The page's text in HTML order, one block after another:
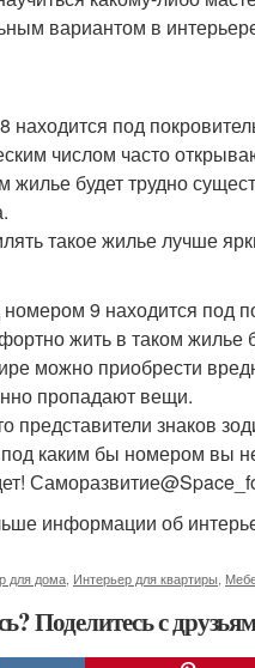
вариантом в
находится под
числом часто
жилье будет трудно
такое жилье лучше
9 находится под
жить в таком жилье
можно приобрести
пропадают вещи.
представители знаков
каким бы номером вы
информации об
для дома Интерьер для квартиры
Поделитесь с